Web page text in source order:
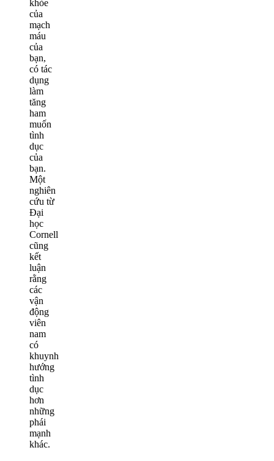
khỏe
của
mạch
máu
của
bạn,
có tác
dụng
làm
tăng
ham
muốn
tình
dục
của
bạn.
Một
nghiên
cứu từ
Đại
học
Cornell
cũng
kết
luận
rằng
các
vận
động
viên
nam
có
khuynh
hướng
tình
dục
hơn
những
phái
mạnh
khác.